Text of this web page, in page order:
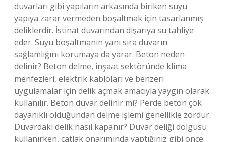
duvarları gibi yapıların arkasında biriken suyu
yapıya zarar vermeden boşaltmak için tasarlanmış
deliklerdir. İstinat duvarından dışarıya su tahliye
eder. Suyu boşaltmanın yanı sıra duvarın
sağlamlığını korumaya da yarar. Beton neden
delinir? Beton delme, inşaat sektöründe klima
menfezleri, elektrik kabloları ve benzeri
uygulamalar için delik açmak amacıyla yaygın olarak
kullanılır. Beton duvar delinir mi? Perde beton çok
dayanıklı olduğundan delme işlemi genellikle zordur.
Duvardaki delik nasıl kapanır? Duvar deliği dolgusu
kullanırken, çatlak onarımında yaptığınız gibi önce